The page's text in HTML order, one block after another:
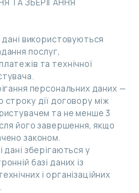
дані використовуються
послуг,
та технічної
персональних даних —
строку дії договору між
та не менше 3
його завершення, якщо
законом.
зберігаються у
базі даних із
і організаційних